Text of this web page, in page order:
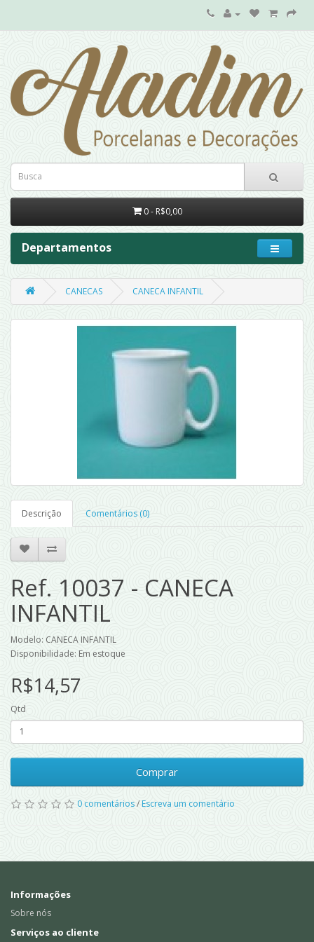
0 - R$0,00
Departamentos
CANECAS CANECA INFANTIL
Descrição Comentários (0)
Ref. 10037 - CANECA
INFANTIL
Modelo: CANECA INFANTIL
Disponibilidade: Em estoque
R$14,57
Qtd
Comprar
0 comentários/Escreva um comentário
Informações
Sobre nós
Serviços ao cliente